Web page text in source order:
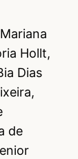
Hollt,
Dias
de